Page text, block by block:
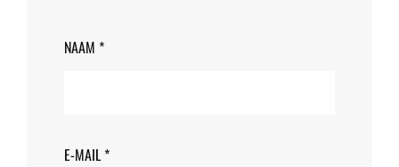
NAAM *
E-MAIL *